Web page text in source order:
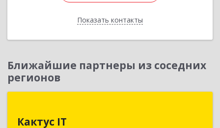
Показать контакты
Назад
Ближайшие партнеры из соседних
регионов
Кактус IT